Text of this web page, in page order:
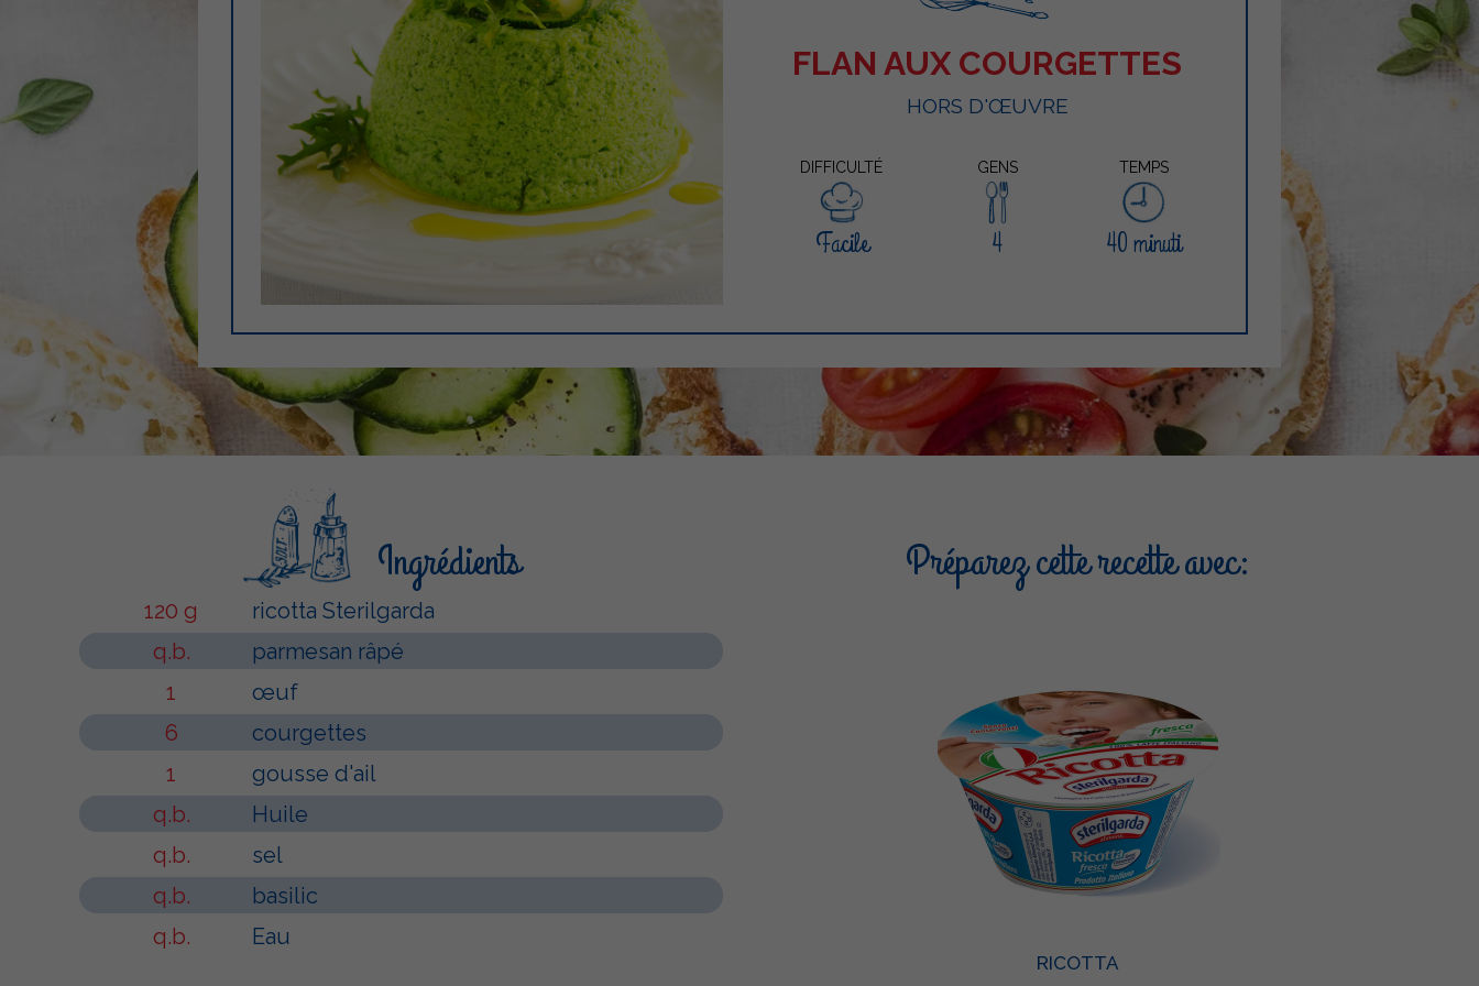
FLAN AUX COURGETTES
HORS D'ŒUVRE
DIFFICULTÉ GENS TEMPS
Facile 4 40 minuti
Ingrédients
120 g
ricotta Sterilgarda
q.b.
parmesan râpé
1
œuf
6
courgettes
1
gousse d'ail
q.b.
Huile
q.b.
sel
q.b.
basilic
q.b.
Eau
Préparez cette recette avec:
RICOTTA